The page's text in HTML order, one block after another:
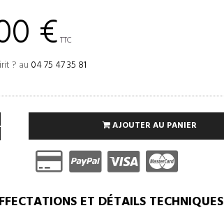
€TTC
? au 04 75 47 35 81
AJOUTER AU PANIER
ET DÉTAILS TECHNIQUES